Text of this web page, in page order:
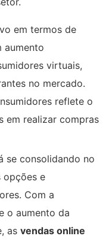
em termos de
aumento
virtuais,
no mercado.
reflete o
em realizar compras
se consolidando no
opções e
Com a
o aumento da
as vendas online